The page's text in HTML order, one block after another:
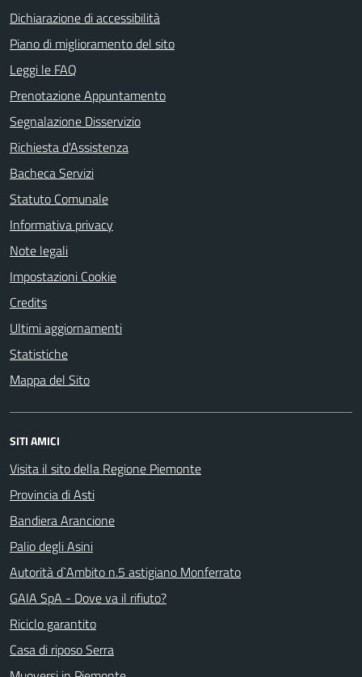
Dichiarazione di accessibilità
Piano di miglioramento del sito
Leggi le FAQ
Prenotazione Appuntamento
Segnalazione Disservizio
Richiesta d'Assistenza
Bacheca Servizi
Statuto Comunale
Informativa privacy
Note legali
Impostazioni Cookie
Credits
Ultimi aggiornamenti
Statistiche
Mappa del Sito
SITI AMICI
Visita il sito della Regione Piemonte
Provincia di Asti
Bandiera Arancione
Palio degli Asini
Autorità d`Ambito n.5 astigiano Monferrato
GAIA SpA - Dove va il rifiuto?
Riciclo garantito
Casa di riposo Serra